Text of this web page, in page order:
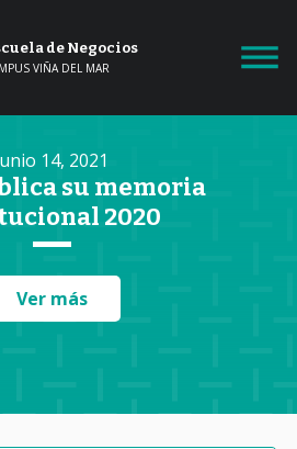
de Negocios
VIÑA DEL MAR
14, 2021
su memoria
2020
Ver más